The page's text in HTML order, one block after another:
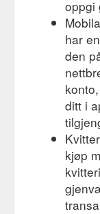
oppgi
har
den
ditt i
kjøp